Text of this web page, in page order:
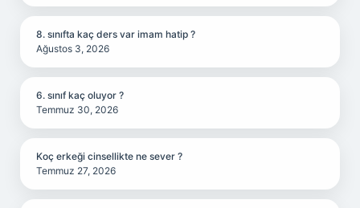
8. sınıfta kaç ders var imam hatip ?
Ağustos 3, 2026
6. sınıf kaç oluyor ?
Temmuz 30, 2026
Koç erkeği cinsellikte ne sever ?
Temmuz 27, 2026